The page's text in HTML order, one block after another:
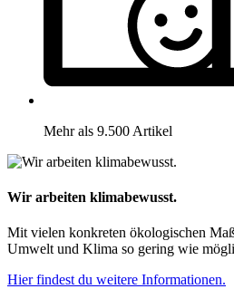
Mehr als 9.500 Artikel
Wir arbeiten klimabewusst.
Mit vielen konkreten ökologischen
Umwelt und Klima so gering wie
Hier findest du weitere Informationen.